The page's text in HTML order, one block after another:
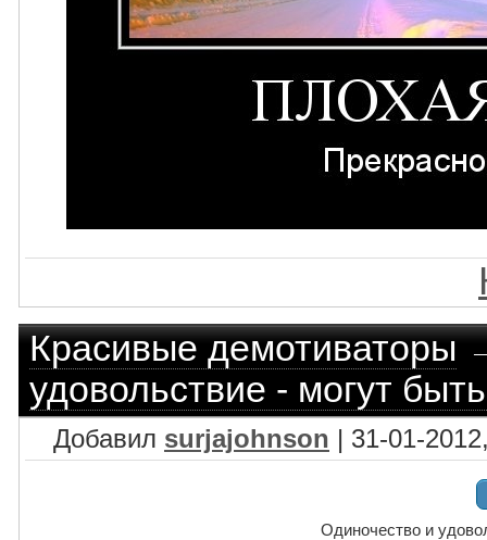
Красивые демотиваторы
удовольствие - могут
Добавил surjajohnson | 31-01-
Одиночество и